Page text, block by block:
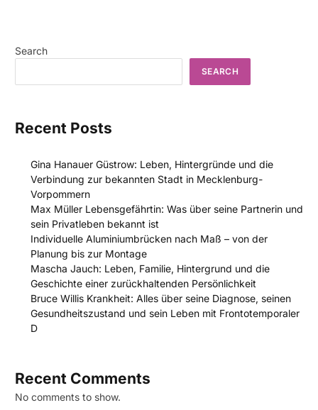
Search
SEARCH
Recent Posts
Gina Hanauer Güstrow: Leben, Hintergründe und die
Verbindung zur bekannten Stadt in Mecklenburg-
Vorpommern
Max Müller Lebensgefährtin: Was über seine Partnerin und
sein Privatleben bekannt ist
Individuelle Aluminiumbrücken nach Maß – von der
Planung bis zur Montage
Mascha Jauch: Leben, Familie, Hintergrund und die
Geschichte einer zurückhaltenden Persönlichkeit
Bruce Willis Krankheit: Alles über seine Diagnose, seinen
Gesundheitszustand und sein Leben mit Frontotemporaler
D
Recent Comments
No comments to show.